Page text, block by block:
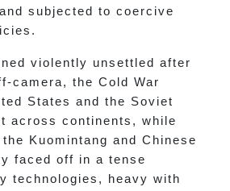
subjected to coercive
violently unsettled after
camera, the Cold War
States and the Soviet
across continents, while
Kuomintang and Chinese
faced off in a tense
technologies, heavy with